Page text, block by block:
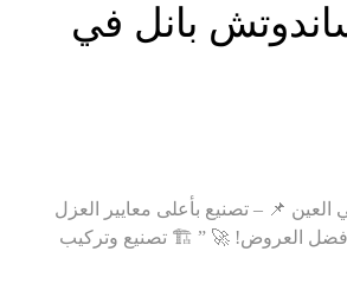
بانل في
📌 – تصنيع بأعلى معايير العزل
أفضل العروض! 🚀 ” 🏗️ تصنيع وتركيب